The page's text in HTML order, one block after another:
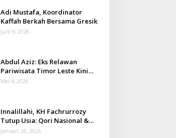
Adi Mustafa, Koordinator
Kaffah Berkah Bersama Gresik
Juni 9, 2026
Abdul Aziz: Eks Relawan
Pariwisata Timor Leste Kini
Takmir Kalisat
Mei 4, 2026
Innalillahi, KH Fachrurrozy
Tutup Usia: Qori Nasional &
Mantan Kadis Kemenag yang
Januari 26, 2026